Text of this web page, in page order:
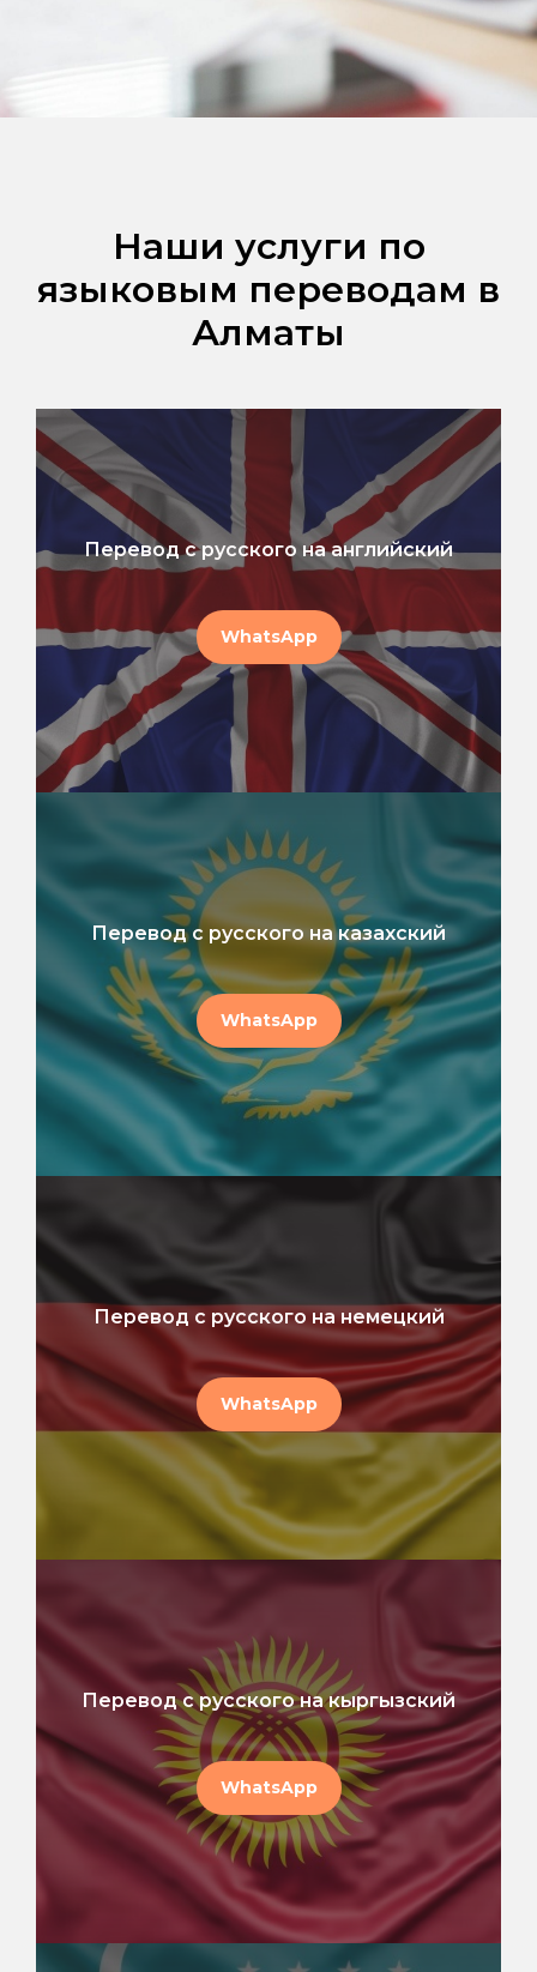
Наши услуги по
языковым переводам в
Алматы
Перевод с русского на английский
WhatsApp
Перевод с русского на казахский
WhatsApp
Перевод с русского на немецкий
WhatsApp
Перевод с русского на кыргызский
WhatsApp